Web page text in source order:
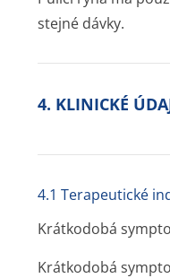
stejné dávky.
4. KLINICKÉ
4.1 Terapeutické
Krátkodobá
Krátkodobá